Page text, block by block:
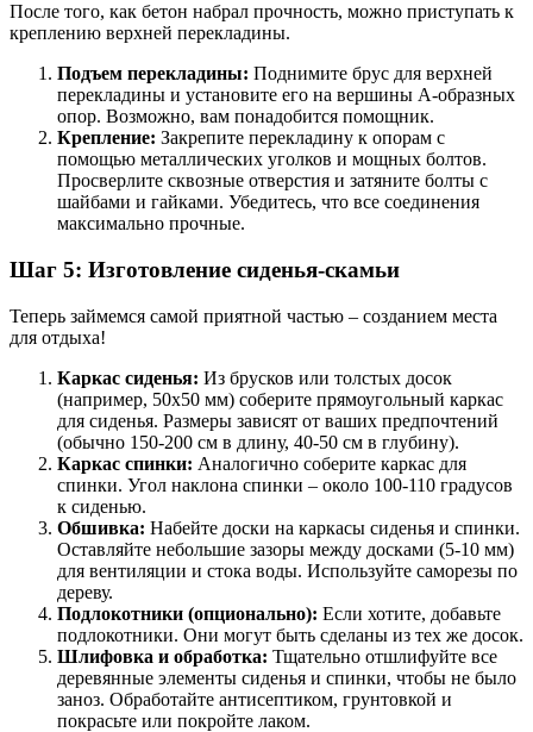
После того, как бетон набрал прочность, можно приступать к
креплению верхней перекладины.
Подъем перекладины: Поднимите брус для верхней
перекладины и установите его на вершины А-образных
опор. Возможно, вам понадобится помощник.
Крепление: Закрепите перекладину к опорам с
помощью металлических уголков и мощных болтов.
Просверлите сквозные отверстия и затяните болты с
шайбами и гайками. Убедитесь, что все соединения
максимально прочные.
Шаг 5: Изготовление сиденья-скамьи
Теперь займемся самой приятной частью – созданием места
для отдыха!
Каркас сиденья: Из брусков или толстых досок
(например, 50х50 мм) соберите прямоугольный каркас
для сиденья. Размеры зависят от ваших предпочтений
(обычно 150-200 см в длину, 40-50 см в глубину).
Каркас спинки: Аналогично соберите каркас для
спинки. Угол наклона спинки – около 100-110 градусов
к сиденью.
Обшивка: Набейте доски на каркасы сиденья и спинки.
Оставляйте небольшие зазоры между досками (5-10 мм)
для вентиляции и стока воды. Используйте саморезы по
дереву.
Подлокотники (опционально): Если хотите, добавьте
подлокотники. Они могут быть сделаны из тех же досок.
Шлифовка и обработка: Тщательно отшлифуйте все
деревянные элементы сиденья и спинки, чтобы не было
заноз. Обработайте антисептиком, грунтовкой и
покрасьте или покройте лаком.